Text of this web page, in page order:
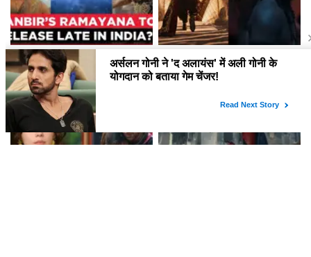
क्या है 'Ramayana' फिल्म की
रिलीज़ की तारीखें? जानें इस महाकाव्य
की कहानी!
रामायण फिल्म की रिलीज़ तिथियों में बड़ा
बदलाव, जानें क्या है नया अपडेट